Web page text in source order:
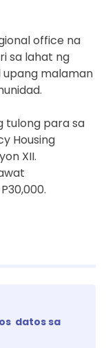
office na
sa lahat ng
upang malaman
tulong para sa
Housing
XII.
datos sa